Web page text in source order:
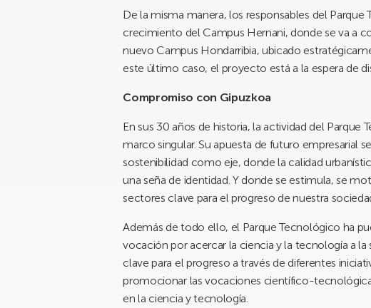
De la misma manera, los responsables del
crecimiento del Campus Hernani, donde se va a
nuevo Campus Hondarribia, ubicado
este último caso, el proyecto está a la espera de
Compromiso con Gipuzkoa
En sus 30 años de historia, la actividad del
marco singular. Su apuesta de futuro empresarial
sostenibilidad como eje, donde la calidad
una seña de identidad. Y donde se estimula, se
sectores clave para el progreso de nuestra
Además de todo ello, el Parque Tecnológico ha
vocación por acercar la ciencia y la tecnología a
clave para el progreso a través de diferentes
promocionar las vocaciones científico-
en la ciencia y tecnología.